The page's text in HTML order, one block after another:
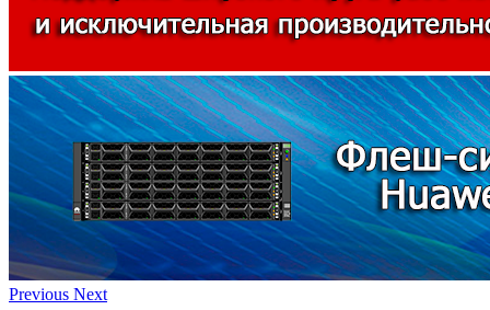
Previous Next